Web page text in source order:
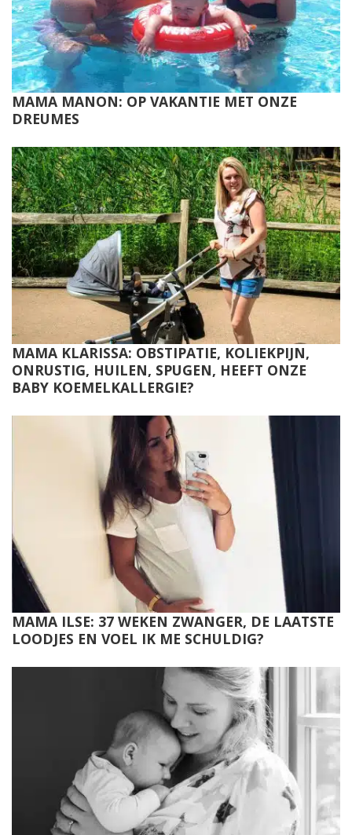
MAMA MANON: OP VAKANTIE MET ONZE
DREUMES
MAMA KLARISSA: OBSTIPATIE, KOLIEKPIJN,
ONRUSTIG, HUILEN, SPUGEN, HEEFT ONZE
BABY KOEMELKALLERGIE?
MAMA ILSE: 37 WEKEN ZWANGER, DE LAATSTE
LOODJES EN VOEL IK ME SCHULDIG?